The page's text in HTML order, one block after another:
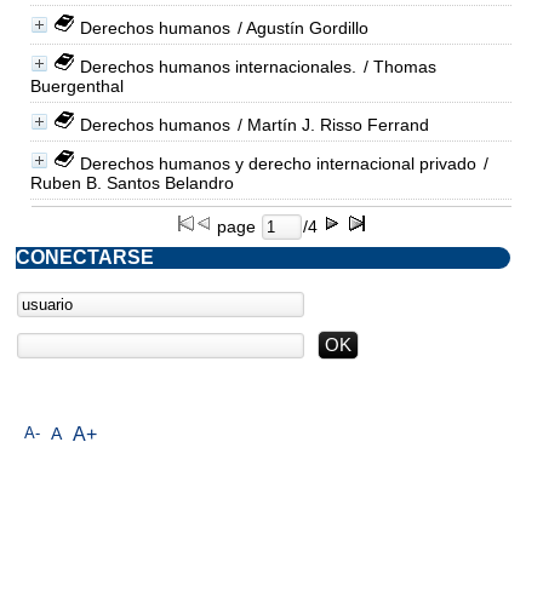
Derechos humanos / Agustín Gordillo
Derechos humanos internacionales.
/ Thomas
Buergenthal
Derechos humanos / Martín J. Risso Ferrand
Derechos humanos y derecho internacional privado /
Ruben B. Santos Belandro
page /4
A- A A+
CONECTARSE